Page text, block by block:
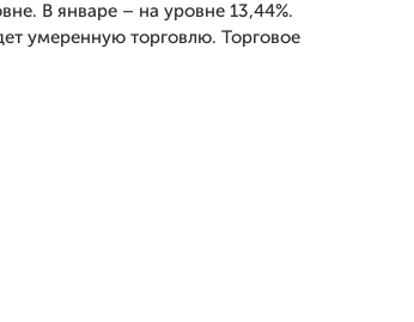
В январе – на уровне 13,44%.
умеренную торговлю. Торговое